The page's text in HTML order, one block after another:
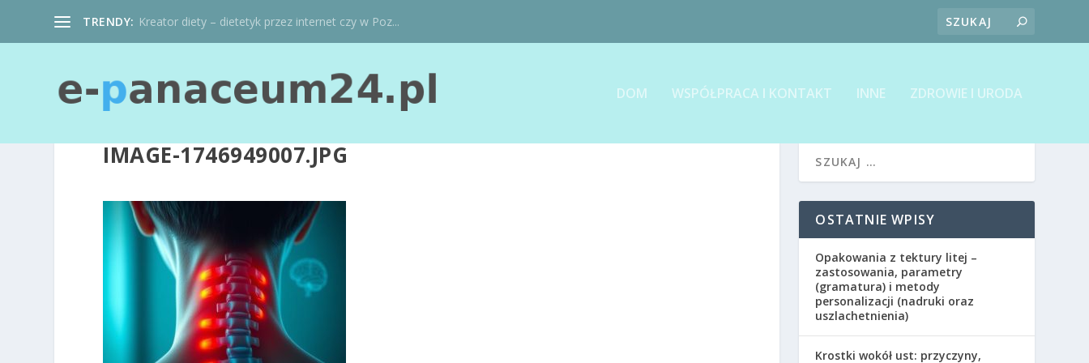
TRENDY: Kreator diety – dietetyk przez internet czy w Poz...
DOM WSPÓŁPRACA I KONTAKT INNE ZDROWIE I URODA
IMAGE-1746949007.JPG
OSTATNIE WPISY
Opakowania z tektury litej –
zastosowania, parametry
(gramatura) i metody
personalizacji (nadruki oraz
uszlachetnienia)
Krostki wokół ust: przyczyny,